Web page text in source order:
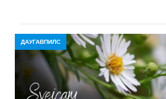
ДАУГАВПИЛС